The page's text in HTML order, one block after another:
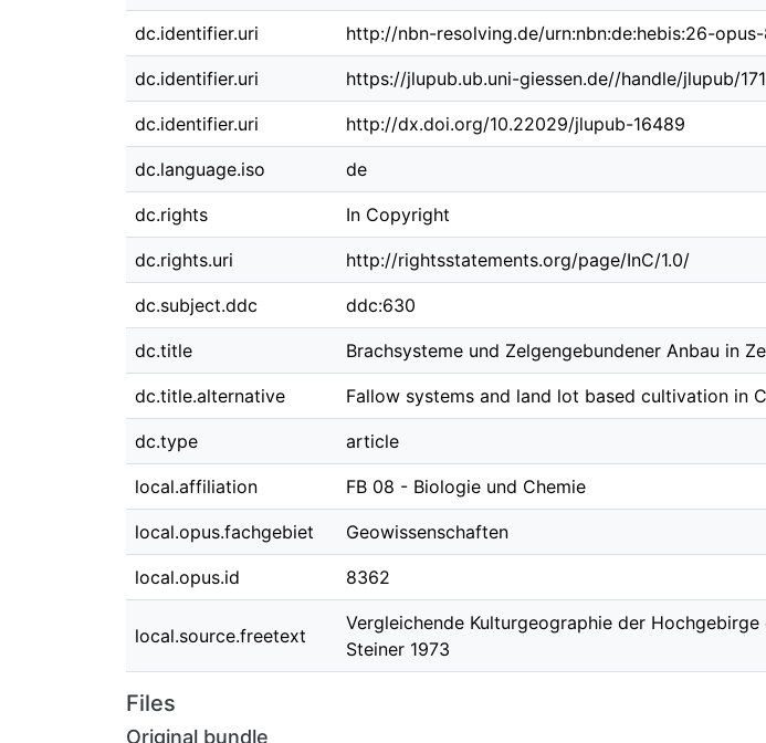
dc.identifier.uri http://nbn-resolving.de/urn:nbn:de:hebis:26-
dc.identifier.uri https://jlupub.ub.uni-giessen.de//handle/jlupub/
dc.identifier.uri http://dx.doi.org/10.22029/jlupub-16489
dc.language.iso de
dc.rights In Copyright
dc.rights.uri http://rightsstatements.org/page/InC/1.0/
dc.subject.ddc ddc:630
dc.title Brachsysteme und Zelgengebundener Anbau in
dc.title.alternative Fallow systems and land lot based cultivation in
dc.type article
local.affiliation FB 08 - Biologie und Chemie
local.opus.fachgebiet Geowissenschaften
local.opus.id 8362
local.source.freetext
Vergleichende Kulturgeographie der
Steiner 1973
Files
Original bundle